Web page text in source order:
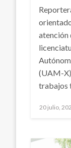
atención
(UAM-
trabajos
Publicado
20 julio,